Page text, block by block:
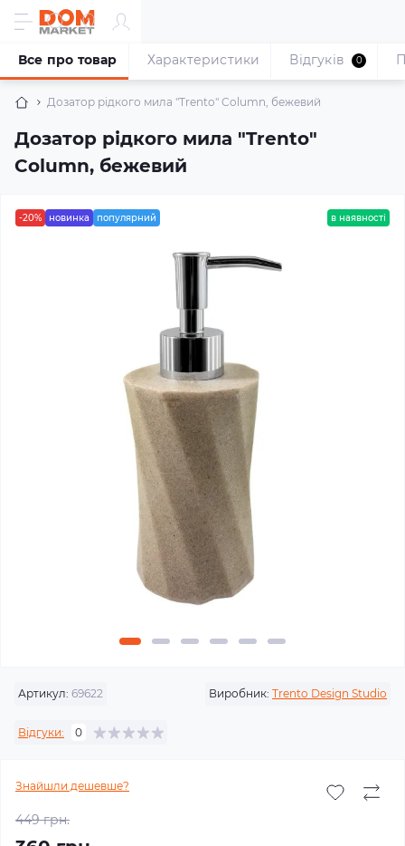
Дозатор рідкого мила "Trento" Column, бежевий
Дозатор рідкого мила "Trento"
Column, бежевий
Все про товар Характеристики Відгуків 0
-20% новинка популярний в наявності
Артикул: 69622 Виробник: Trento Design Studio
Відгуки: 0
Знайшли дешевше?
449 грн.